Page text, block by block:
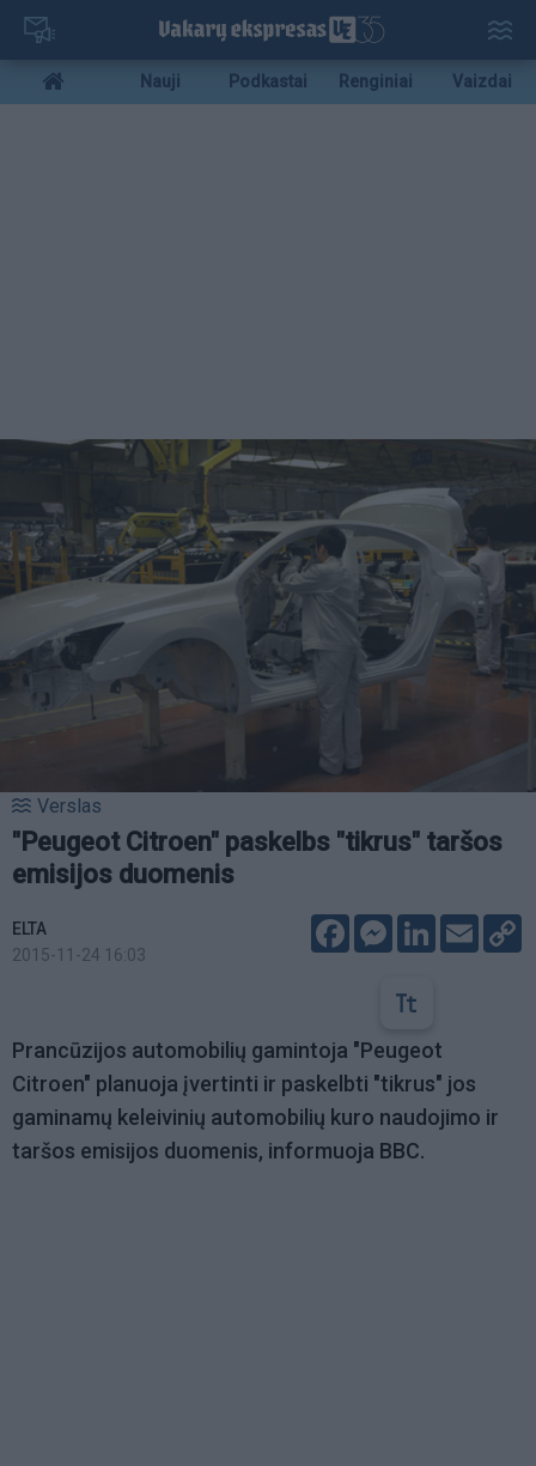
Pereiti
pagrindinį
turinį
Mobile
menu
Nauji Podkastai Renginiai Vaizdai
Verslas
"Peugeot Citroen" paskelbs "tikrus" taršos
emisijos duomenis
ELTA
2015-11-24 16:03
FacebookMessenger
LinkedIn
Email
Prancūzijos automobilių gamintoja "Peugeot
Citroen" planuoja įvertinti ir paskelbti "tikrus" jos
gaminamų keleivinių automobilių kuro naudojimo ir
taršos emisijos duomenis, informuoja BBC.